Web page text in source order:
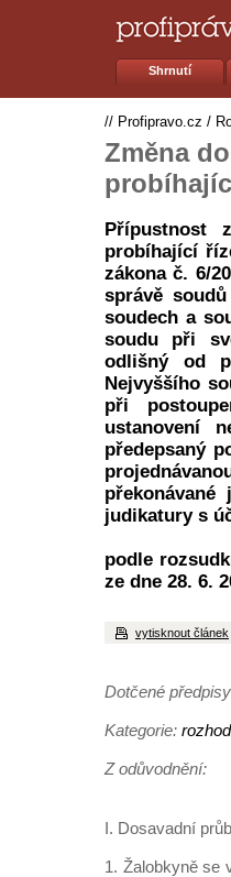
Shrnutí
// Profipravo.cz /
Změna
Přípustnost
probíhající
zákona č. 6/
správě
soudech a
soudu při
odlišný od
Nejvyššího
při
ustanovení
předepsaný
judikatury s
podle
ze dne 28. 6.
vytisknout článek
Dotčené
Kategorie:
Z odůvodnění:
I. Dosavadní
1. Žalobkyně se